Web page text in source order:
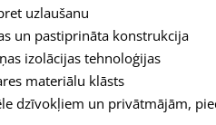
uzlaušanu
un pastiprināta konstrukcija
izolācijas tehnoloģijas
materiālu klāsts
dzīvokļiem un privātmājām,